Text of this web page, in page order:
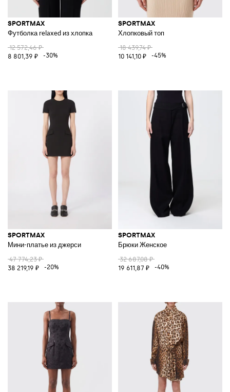
SPORTMAX
Футболка relaxed из хлопка
12 572,46 ₽
8 801,39 ₽
-30%
SPORTMAX
Хлопковый топ
18 439,74 ₽
10 141,10 ₽
-45%
SPORTMAX
Мини-платье из джерси
47 774,23 ₽
38 219,19 ₽
-20%
SPORTMAX
Брюки Женское
32 687,08 ₽
19 611,87 ₽
-40%